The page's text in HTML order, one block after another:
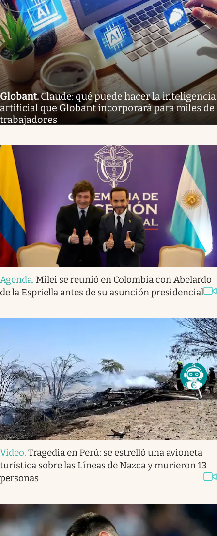
Globant.Claude: qué puede hacer la inteligencia
artificial que Globant incorporará para miles de
trabajadores
Agenda. Milei se reunió en Colombia con Abelardo
de la Espriella antes de su asunción presidencial
Video. Tragedia en Perú: se estrelló una avioneta
turística sobre las Líneas de Nazca y murieron 13
personas